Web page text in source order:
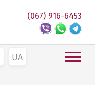
UA
(067) 916-6453